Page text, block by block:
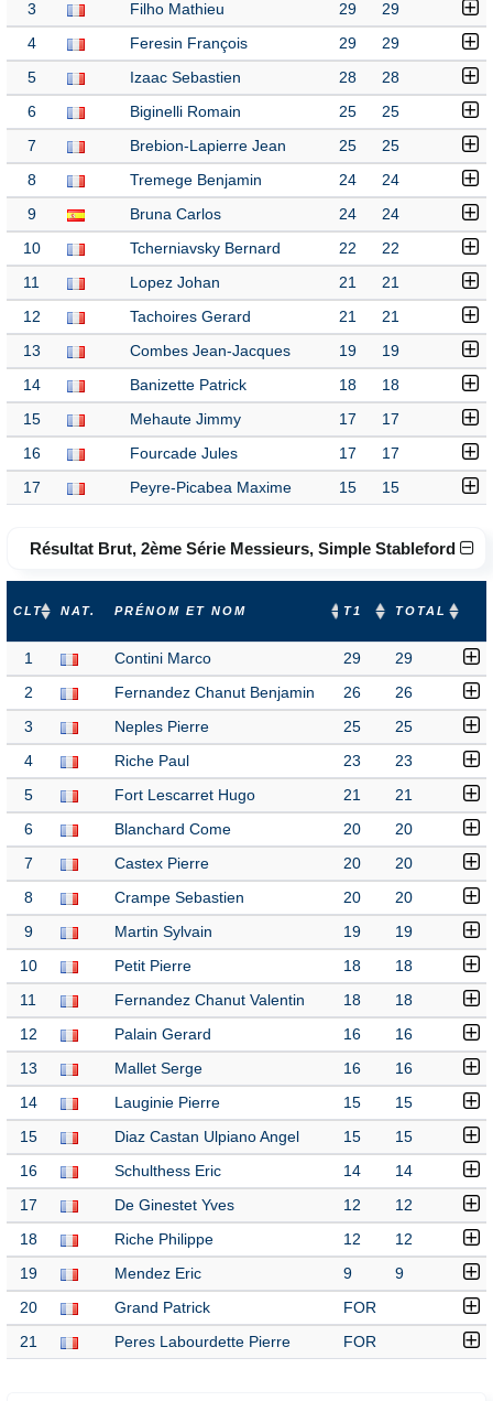
3 Filho Mathieu 29 29
4 Feresin François 29 29
5 Izaac Sebastien 28 28
6 Biginelli Romain 25 25
7 Brebion-Lapierre Jean 25 25
8 Tremege Benjamin 24 24
9 Bruna Carlos 24 24
10 Tcherniavsky Bernard 22 22
11 Lopez Johan 21 21
12 Tachoires Gerard 21 21
13 Combes Jean-Jacques 19 19
14 Banizette Patrick 18 18
15 Mehaute Jimmy 17 17
16 Fourcade Jules 17 17
17 Peyre-Picabea Maxime 15 15
Résultat Brut, 2ème Série Messieurs, Simple Stableford
CLT NAT. PRÉNOM ET NOM T1 TOTAL
1 Contini Marco 29 29
2 Fernandez Chanut Benjamin 26 26
3 Neples Pierre 25 25
4 Riche Paul 23 23
5 Fort Lescarret Hugo 21 21
6 Blanchard Come 20 20
7 Castex Pierre 20 20
8 Crampe Sebastien 20 20
9 Martin Sylvain 19 19
10 Petit Pierre 18 18
11 Fernandez Chanut Valentin 18 18
12 Palain Gerard 16 16
13 Mallet Serge 16 16
14 Lauginie Pierre 15 15
15 Diaz Castan Ulpiano Angel 15 15
16 Schulthess Eric 14 14
17 De Ginestet Yves 12 12
18 Riche Philippe 12 12
19 Mendez Eric 9 9
20 Grand Patrick FOR
21 Peres Labourdette Pierre FOR